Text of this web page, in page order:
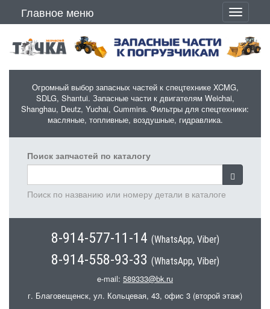
Главное меню
Toggle
Огромный выбор запасных частей к спецтехнике XCMG,
SDLG, Shantui. Запасные части к двигателям Weichai,
Shanghau, Deutz, Yuchai, Cummins. Фильтры для спецтехники:
масляные, топливные, воздушные, гидравлика.
Поиск запчастей по каталогу
Поиск по названию или номеру детали в каталоге
8-914-577-11-14 (WhatsApp, Viber)
8-914-558-93-33 (WhatsApp, Viber)
e-mail: 589333@bk.ru
г. Благовещенск, ул. Кольцевая, 43, офис 3 (второй этаж)